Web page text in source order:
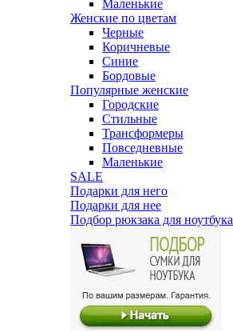
Маленькие
Женские по цветам
Черные
Коричневые
Синие
Бордовые
Популярные женские
Городские
Стильные
Трансформеры
Повседневные
Маленькие
SALE
Подарки для него
Подарки для нее
Подбор рюкзака для ноутбука